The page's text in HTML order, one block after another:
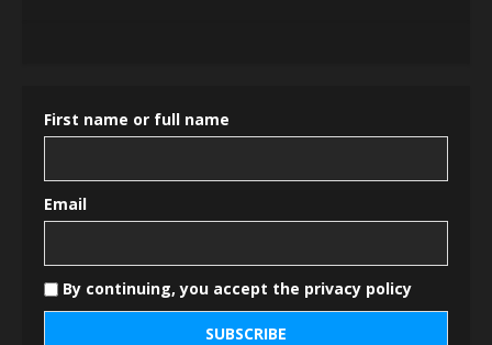
First name or full name
Email
By continuing, you accept the privacy policy